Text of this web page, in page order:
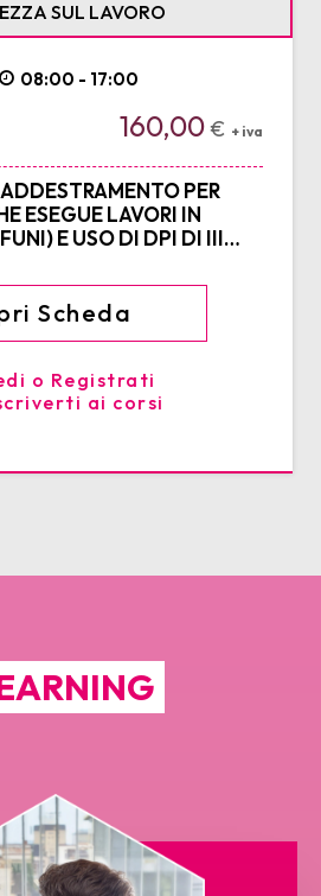
SUL LAVORO
08:00 - 17:00
160,00€ + iva
PER
ESEGUE LAVORI IN
E USO DI DPI DI III
Scheda
o Registrati
ai corsi